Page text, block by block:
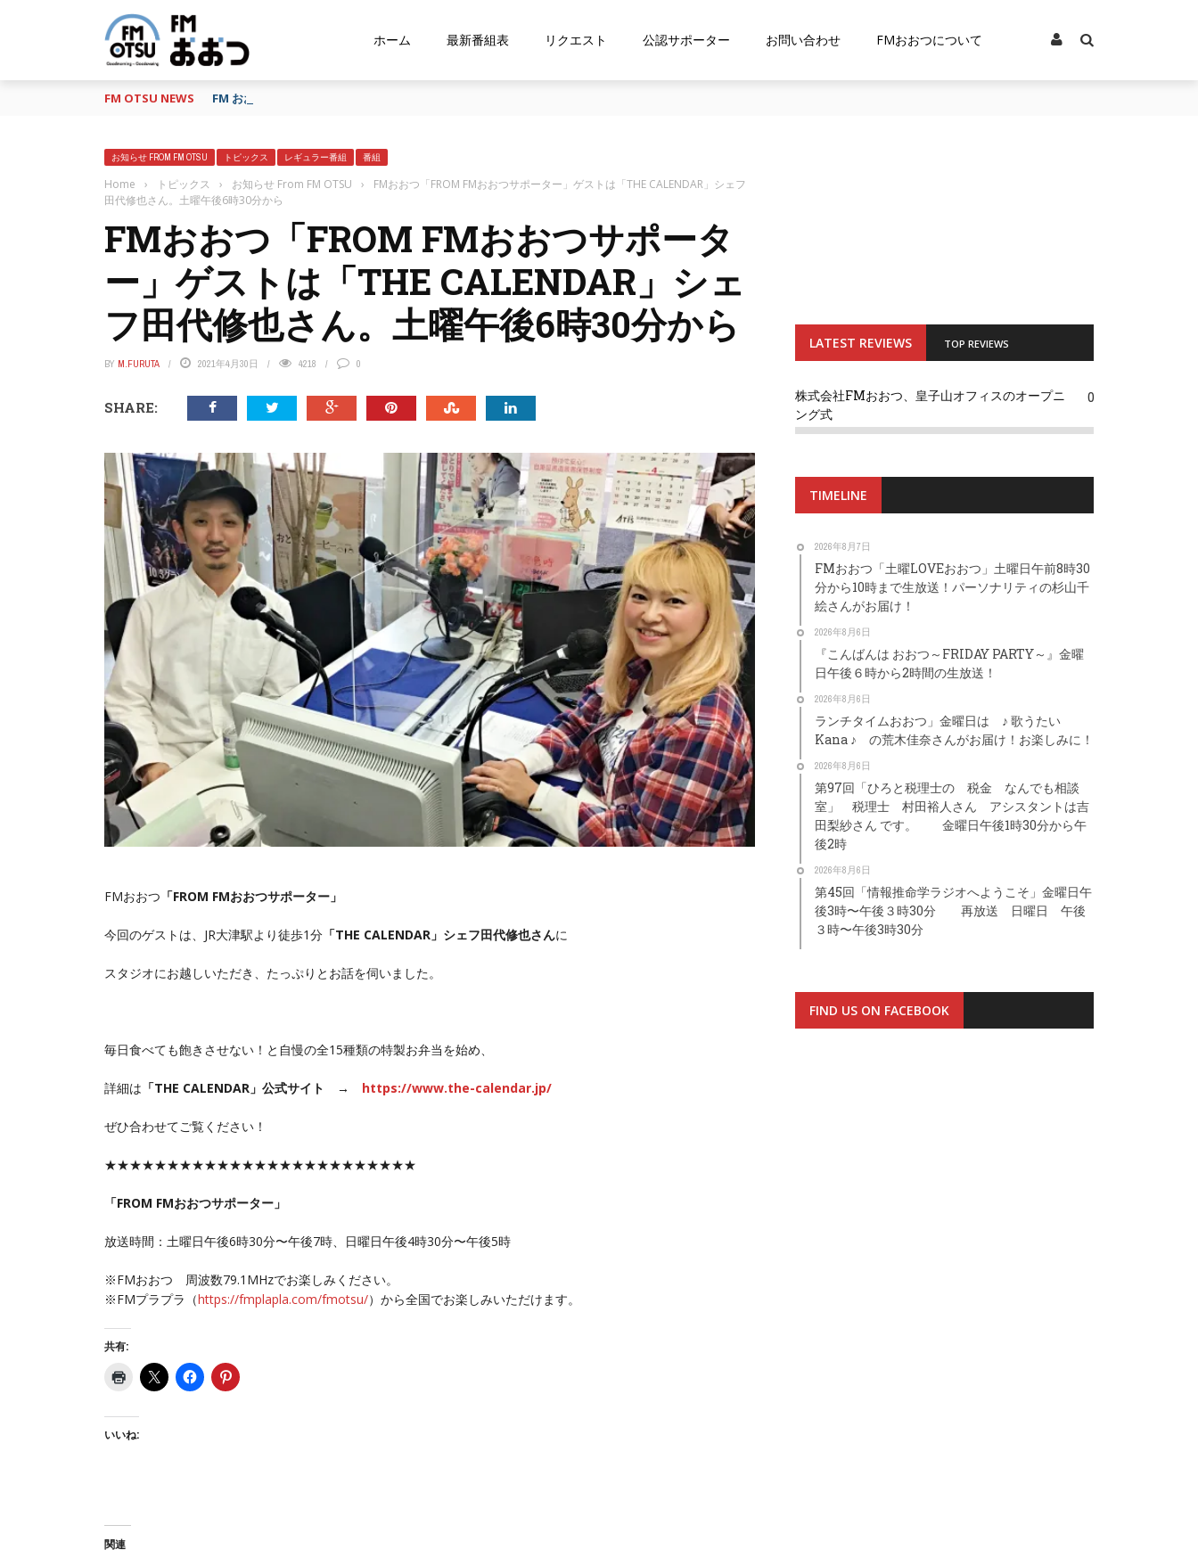
ホーム 最新番組表 リクエスト 公認サポーター お問い合わせ FMおおつについて
FM OTSU NEWS FM おおつ、聴き逃し番組配信サービス「shelfs」を導⼊
お知らせ FROM FM OTSU トピックス レギュラー番組 番組
Home › トピックス › お知らせ From FM OTSU ›
FMおおつ「FROM FMおおつサポーター」ゲストは「THE CALENDAR」シェフ
田代修也さん。土曜午後6時30分から
FMおおつ「FROM FMおおつサポータ
ー」ゲストは「THE CALENDAR」シェ
フ田代修也さん。土曜午後6時30分から
BY M.FURUTA 2021年4月30日 4218 0
SHARE:
FMおおつ 「FROM FMおおつサポーター」
今回のゲストは、JR大津駅より徒歩1分 「THE CALENDAR」シェフ田代修也さんに
スタジオにお越しいただき、たっぷりとお話を伺いました。
毎日食べても飽きさせない！と自慢の全15種類の特製お弁当を始め、
詳細は 「THE CALENDAR」公式サイト → https://www.the-calendar.jp/
ぜひ合わせてご覧ください！
★★★★★★★★★★★★★★★★★★★★★★★★★
「FROM FMおおつサポーター」
放送時間：土曜日午後6時30分〜午後7時、日曜日午後4時30分〜午後5時
※FMおおつ 周波数79.1MHzでお楽しみください。
※FMプラプラ（https://fmplapla.com/fmotsu/）から全国でお楽しみいただけます。
共有:
いいね:
関連
LATEST REVIEWS TOP REVIEWS
株式会社FMおおつ、皇子山オフィスのオープニ
ング式
0
TIMELINE
2026年8月7日
FMおおつ「土曜LOVEおおつ」土曜日午前8時30
分から10時まで生放送！パーソナリティの杉山千
絵さんがお届け！
2026年8月6日
『こんばんは おおつ～FRIDAY PARTY～』金曜
日午後６時から2時間の生放送！
2026年8月6日
ランチタイムおおつ」金曜日は ♪ 歌うたい
Kana ♪ の荒木佳奈さんがお届け！お楽しみに！
2026年8月6日
第97回「ひろと税理士の 税金 なんでも相談
室」 税理士 村田裕人さん アシスタントは吉
田梨紗さん です。 金曜日午後1時30分から午
後2時
2026年8月6日
第45回「情報推命学ラジオへようこそ」金曜日午
後3時〜午後３時30分 再放送 日曜日 午後
３時〜午後3時30分
FIND US ON FACEBOOK